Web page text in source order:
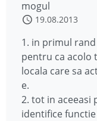
mogul
19.08.2013
1. in primul
pentru ca acolo
locala care sa
e.
2. tot in aceeasi
identifice